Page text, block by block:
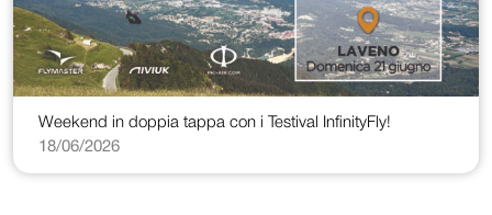
Weekend in doppia tappa con i Testival InfinityFly!
18/06/2026